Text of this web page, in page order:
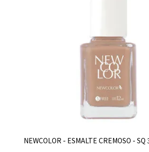
NEWCOLOR - ESMALTE CREMOSO - SQ